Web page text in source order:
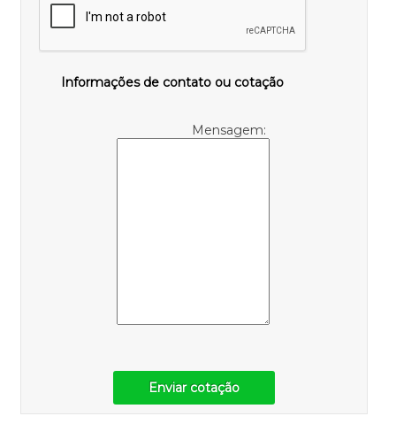
Informações de contato ou cotação
Mensagem:
Enviar cotação